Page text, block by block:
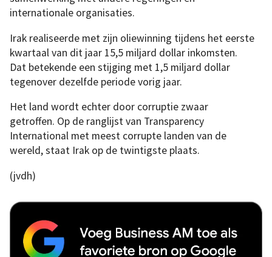
internationale organisaties.
Irak realiseerde met zijn oliewinning tijdens het eerste
kwartaal van dit jaar 15,5 miljard dollar inkomsten.
Dat betekende een stijging met 1,5 miljard dollar
tegenover dezelfde periode vorig jaar.
Het land wordt echter door corruptie zwaar
getroffen. Op de ranglijst van Transparency
International met meest corrupte landen van de
wereld, staat Irak op de twintigste plaats.
(jvdh)